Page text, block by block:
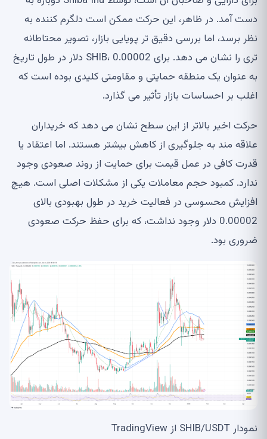
دست آمد. در ظاهر، این حرکت ممکن است دلگرم کننده به
نظر برسد، اما بررسی دقیق تر پویایی بازار، تصویر محتاطانه
تری را نشان می دهد. برای SHIB، 0.00002 دلار در طول تاریخ
به عنوان یک منطقه حمایتی و مقاومتی کلیدی بوده است که
اغلب بر احساسات بازار تأثیر می گذارد.
حرکت اخیر بالاتر از این سطح نشان می دهد که خریداران
علاقه مند به جلوگیری از کاهش بیشتر هستند. اما اعتقاد یا
قدرت کافی در عمل قیمت برای حمایت از روند صعودی وجود
ندارد. کمبود حجم معاملات یکی از مشکلات اصلی است. هیچ
افزایش محسوسی در فعالیت خرید در طول بهبودی بالای
0.00002 دلار وجود نداشت، که برای حفظ حرکت صعودی
ضروری بود.
نمودار SHIB/USDT از TradingView